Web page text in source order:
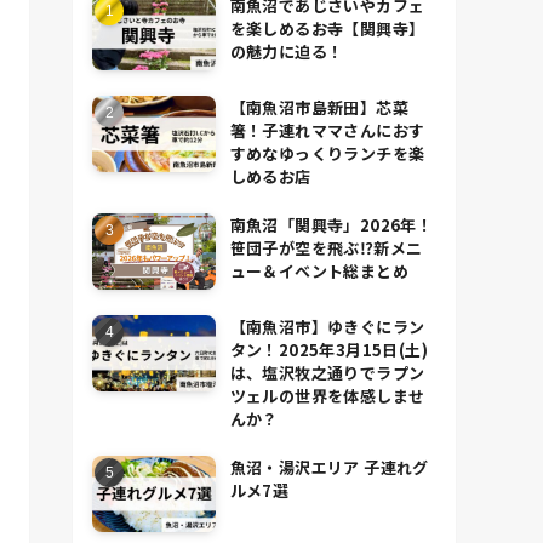
南魚沼であじさいやカフェ
を楽しめるお寺【関興寺】
の魅力に迫る！
【南魚沼市島新田】芯菜
箸！子連れママさんにおす
すめなゆっくりランチを楽
しめるお店
南魚沼「関興寺」2026年！
笹団子が空を飛ぶ⁉新メニ
ュー＆イベント総まとめ
【南魚沼市】ゆきぐにラン
タン！2025年3月15日(土)
は、塩沢牧之通りでラプン
ツェルの世界を体感しませ
んか？
魚沼・湯沢エリア 子連れグ
ルメ7選